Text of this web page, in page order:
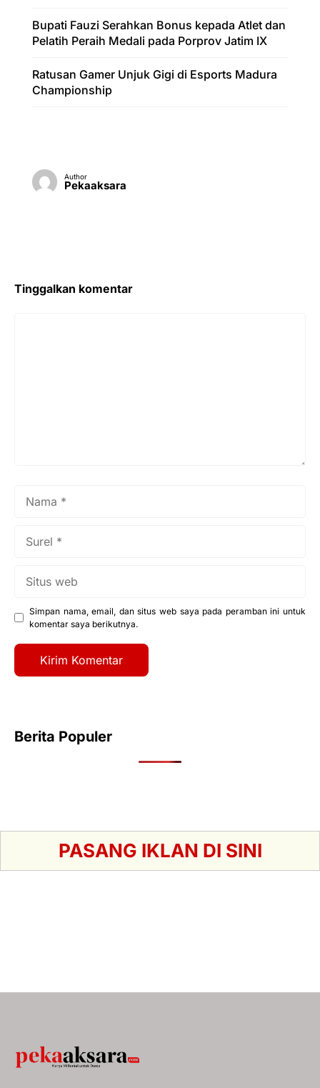
Bupati Fauzi Serahkan Bonus kepada Atlet dan
Pelatih Peraih Medali pada Porprov Jatim IX
Ratusan Gamer Unjuk Gigi di Esports Madura
Championship
Author
Pekaaksara
Tinggalkan komentar
Simpan nama, email, dan situs web saya pada peramban ini untuk
komentar saya berikutnya.
Berita Populer
PASANG IKLAN DI SINI